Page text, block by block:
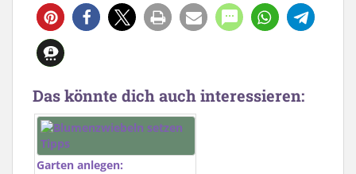
2190
3
61
Das könnte dich auch interessieren:
Garten anlegen: